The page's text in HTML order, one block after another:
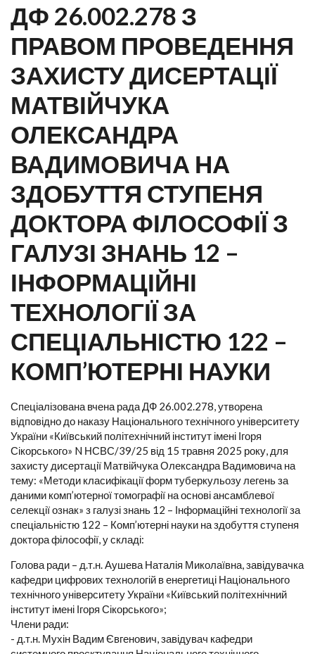
ДФ 26.002.278 З
ПРАВОМ ПРОВЕДЕННЯ
ЗАХИСТУ ДИСЕРТАЦІЇ
МАТВІЙЧУКА
ОЛЕКСАНДРА
ВАДИМОВИЧА НА
ЗДОБУТТЯ СТУПЕНЯ
ДОКТОРА ФІЛОСОФІЇ З
ГАЛУЗІ ЗНАНЬ 12 –
ІНФОРМАЦІЙНІ
ТЕХНОЛОГІЇ ЗА
СПЕЦІАЛЬНІСТЮ 122 –
КОМП’ЮТЕРНІ НАУКИ
Спеціалізована вчена рада ДФ 26.002.278, утворена
відповідно до наказу Національного технічного університету
України «Київський політехнічний інститут імені Ігоря
Сікорського» N НСВС/39/25 від 15 травня 2025 року, для
захисту дисертації Матвійчука Олександра Вадимовича на
тему: «Методи класифікації форм туберкульозу легень за
даними комп’ютерної томографії на основі ансамблевої
селекції ознак» з галузі знань 12 – Інформаційні технології за
спеціальністю 122 – Комп’ютерні науки на здобуття ступеня
доктора філософії, у складі:
Голова ради – д.т.н. Аушева Наталія Миколаївна, завідувачка
кафедри цифрових технологій в енергетиці Національного
технічного університету України «Київський політехнічний
інститут імені Ігоря Сікорського»;
Члени ради:
- д.т.н. Мухін Вадим Євгенович, завідувач кафедри